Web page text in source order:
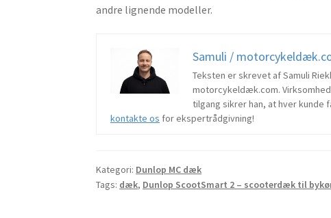
andre lignende modeller.
Samuli /
Teksten er skrevet af Samuli
motorcykeldæk.com.
tilgang sikrer han, at hver
kontakte os for ekspertrådgivning!
Kategori: Dunlop MC dæk
Tags: dæk, Dunlop ScootSmart 2 – scooterdæk til